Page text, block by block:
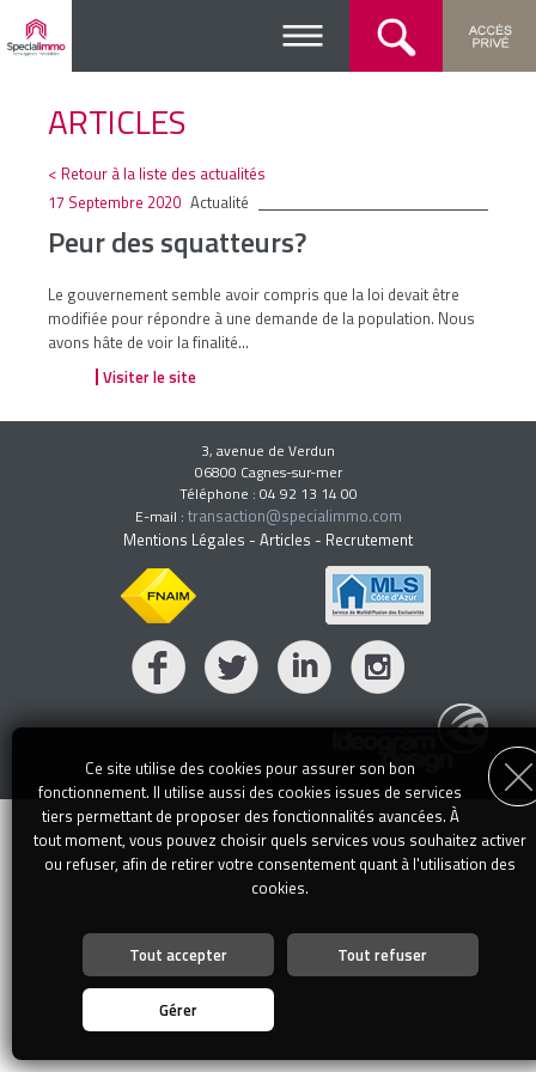
ARTICLES
< Retour à la liste des actualités
17 Septembre 2020 Actualité
Peur des squatteurs?
Le gouvernement semble avoir compris que la loi devait être
modifiée pour répondre à une demande de la population. Nous
avons hâte de voir la finalité...
Visiter le site
3, avenue de Verdun
06800 Cagnes-sur-mer
Téléphone : 04 92 13 14 00
E-mail : transaction@specialimmo.com
Mentions Légales - Articles - Recrutement
Ce site utilise des cookies pour assurer son bon
fonctionnement. Il utilise aussi des cookies issues de services
tiers permettant de proposer des fonctionnalités avancées. À
tout moment, vous pouvez choisir quels services vous souhaitez activer
ou refuser, afin de retirer votre consentement quant à l'utilisation des
cookies.
Personnalisation des services
Vous êtes libre de choisir quels services vous souhaitez activer. En
autorisant ces services tiers, vous acceptez le dépôt et la lecture de
Tout accepter Tout refuser
Gérer